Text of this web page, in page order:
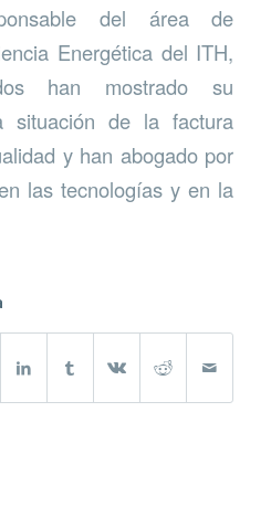
del área de
Energética del ITH,
han mostrado su
situación de la factura
y han abogado por
las tecnologías y en la